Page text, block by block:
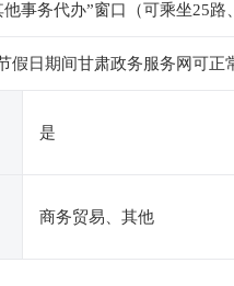
事务代办”窗口（可乘坐25路
假日期间甘肃政务服务网可
是
商务贸易、其他